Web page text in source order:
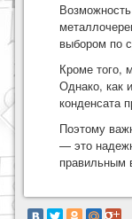
выбором по
Кроме того,
Однако, как
конденсата
Поэтому
— это
правильным